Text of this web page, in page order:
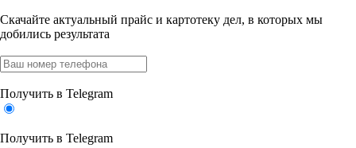
Скачайте актуальный прайс и картотеку дел, в которых мы
добились результата
Получить в Telegram
Получить в Telegram